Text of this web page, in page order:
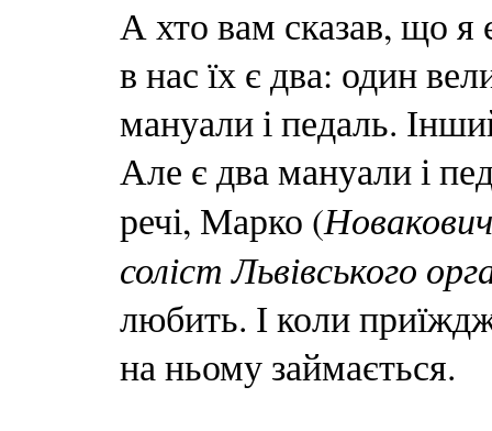
А хто вам сказав, що я
в нас їх є два: один
мануали і педаль.
Але є два мануали і
речі, Марко (
соліст Львівського
любить. І коли
на ньому займається.